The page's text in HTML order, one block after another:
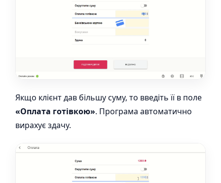
Якщо клієнт дав більшу суму, то введіть її в поле
«Оплата готівкою». Програма автоматично
вирахує здачу.